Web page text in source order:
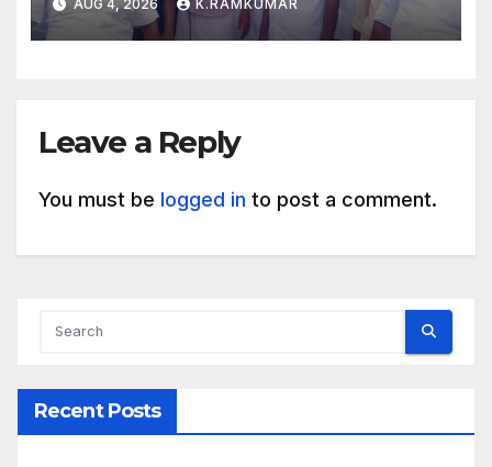
AUG 4, 2026 K.RAMKUMAR
Leave a Reply
You must be logged in to post a comment.
Recent Posts